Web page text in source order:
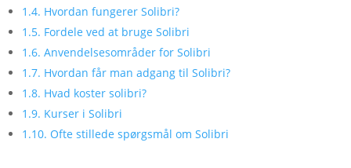
1.4. Hvordan fungerer Solibri?
1.5. Fordele ved at bruge Solibri
1.6. Anvendelsesområder for Solibri
1.7. Hvordan får man adgang til Solibri?
1.8. Hvad koster solibri?
1.9. Kurser i Solibri
1.10. Ofte stillede spørgsmål om Solibri